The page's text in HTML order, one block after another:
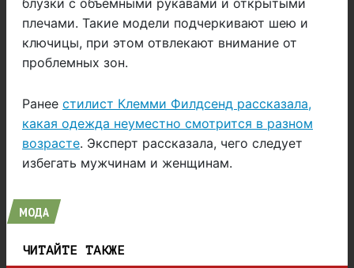
блузки с объемными рукавами и открытыми
плечами. Такие модели подчеркивают шею и
ключицы, при этом отвлекают внимание от
проблемных зон.
Ранее стилист Клемми Филдсенд рассказала,
какая одежда неуместно смотрится в разном
возрасте. Эксперт рассказала, чего следует
избегать мужчинам и женщинам.
МОДА
ЧИТАЙТЕ ТАКЖЕ